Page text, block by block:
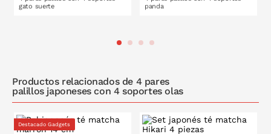
gato suerte
panda
Productos relacionados de 4 pares
palillos japoneses con 4 soportes olas
Destacado Gadgets